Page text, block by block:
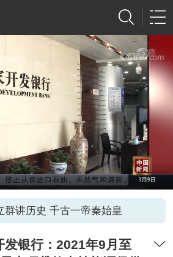
群讲历史 千古一帝秦始皇
发银行：2021年9月至